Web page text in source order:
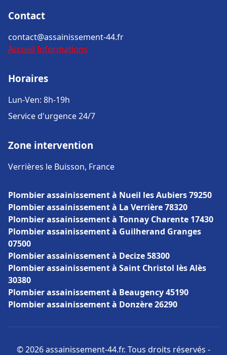
Contact
contact@assainissement-44.fr
Accueil Informations
Horaires
Lun-Ven: 8h-19h
Service d'urgence 24/7
Zone intervention
Verrières le Buisson, France
Plombier assainissement à Nueil les Aubiers 79250
Plombier assainissement à La Verrière 78320
Plombier assainissement à Tonnay Charente 17430
Plombier assainissement à Guilherand Granges
07500
Plombier assainissement à Decize 58300
Plombier assainissement à Saint Christol lès Alès
30380
Plombier assainissement à Beaugency 45190
Plombier assainissement à Donzère 26290
© 2026 assainissement-44.fr. Tous droits réservés -